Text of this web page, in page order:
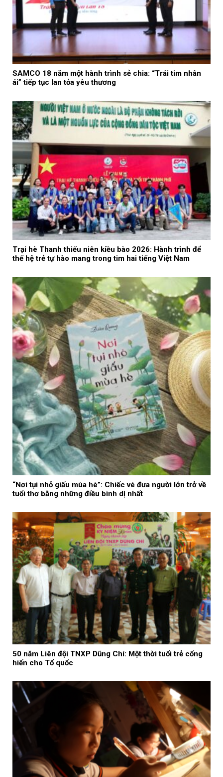
SAMCO 18 năm một hành trình sẻ chia: “Trái tim nhân
ái” tiếp tục lan tỏa yêu thương
Trại hè Thanh thiếu niên kiều bào 2026: Hành trình để
thế hệ trẻ tự hào mang trong tim hai tiếng Việt Nam
“Nơi tụi nhỏ giấu mùa hè”: Chiếc vé đưa người lớn trở về
tuổi thơ bằng những điều bình dị nhất
50 năm Liên đội TNXP Dũng Chí: Một thời tuổi trẻ cống
hiến cho Tổ quốc